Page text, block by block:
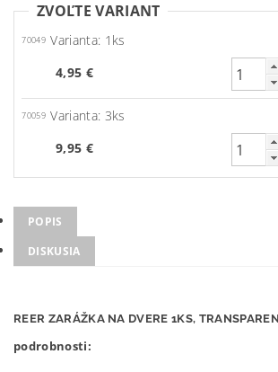
ZVOĽTE VARIANT
70049 Varianta: 1ks
4,95 €
70059 Varianta: 3ks
9,95 €
POPIS
DISKUSIA
REER ZARÁŽKA NA DVERE 1KS,
podrobnosti: